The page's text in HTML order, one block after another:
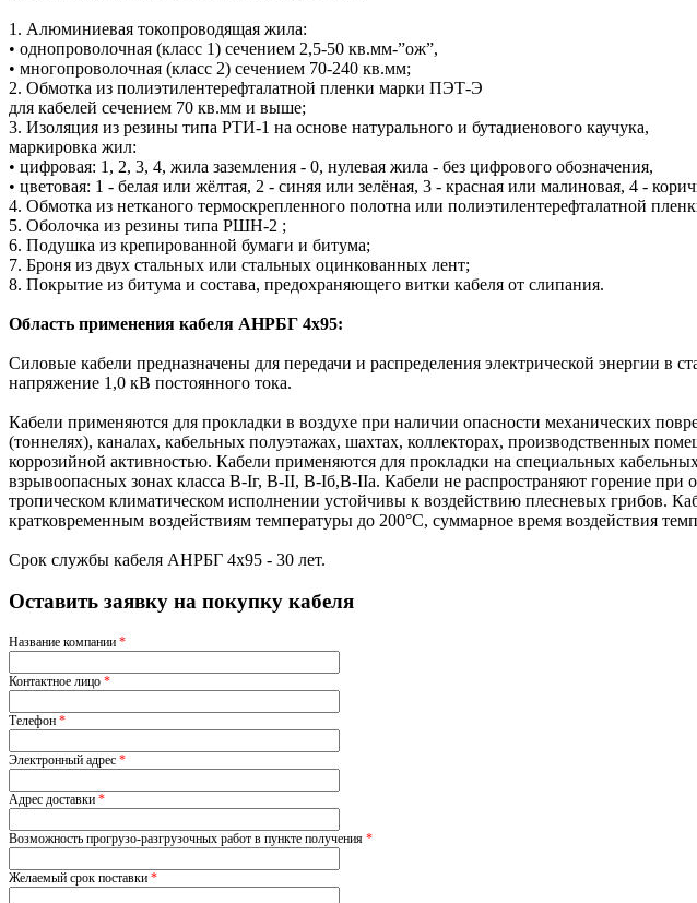
1. Алюминиевая токопроводящая жила:
• однопроволочная (класс 1) сечением 2,5-50 кв.мм-”ож”,
• многопроволочная (класс 2) сечением 70-240 кв.мм;
2. Обмотка из полиэтилентерефталатной пленки марки ПЭТ-Э
для кабелей сечением 70 кв.мм и выше;
3. Изоляция из резины типа РТИ-1 на основе натурального и бутадиенового каучука,
маркировка жил:
• цифровая: 1, 2, 3, 4, жила заземления - 0, нулевая жила - без цифрового обозначения,
• цветовая: 1 - белая или жёлтая, 2 - синяя или зелёная, 3 - красная или малиновая, 4 -
4. Обмотка из нетканого термоскрепленного полотна или полиэтилентерефталатной
5. Оболочка из резины типа РШН-2 ;
6. Подушка из крепированной бумаги и битума;
7. Броня из двух стальных или стальных оцинкованных лент;
8. Покрытие из битума и состава, предохраняющего витки кабеля от слипания.
Область применения кабеля АНРБГ 4х95:
Силовые кабели предназначены для передачи и распределения электрической энергии
напряжение 1,0 кВ постоянного тока.
Кабели применяются для прокладки в воздухе при наличии опасности механических
(тоннелях), каналах, кабельных полуэтажах, шахтах, коллекторах, производственных
коррозийной активностью. Кабели применяются для прокладки на специальных
взрывоопасных зонах класса В-Iг, В-II, В-Iб,В-IIа. Кабели не распространяют горение
тропическом климатическом исполнении устойчивы к воздействию плесневых грибов.
кратковременным воздействиям температуры до 200°С, суммарное время воздействия
Срок службы кабеля АНРБГ 4х95 - 30 лет.
Оставить заявку на покупку кабеля
Название компании *
Контактное лицо *
Телефон *
Электронный адрес *
Адрес доставки *
Возможность прогрузо-разгрузочных работ в пункте получения *
Желаемый срок поставки *